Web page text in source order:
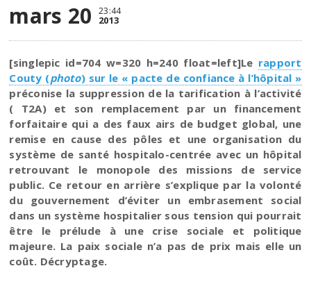
mars 20 23:44
2013
[singlepic id=704 w=320 h=240 float=left]Le rapport
Couty (photo) sur le « pacte de confiance à l’hôpital »
préconise la suppression de la tarification à l’activité
( T2A) et son remplacement par un financement
forfaitaire qui a des faux airs de budget global, une
remise en cause des pôles et une organisation du
système de santé hospitalo-centrée avec un hôpital
retrouvant le monopole des missions de service
public. Ce retour en arrière s’explique par la volonté
du gouvernement d’éviter un embrasement social
dans un système hospitalier sous tension qui pourrait
être le prélude à une crise sociale et politique
majeure. La paix sociale n’a pas de prix mais elle un
coût. Décryptage.